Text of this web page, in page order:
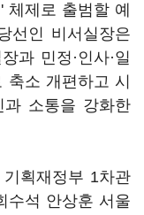
제로 출범할 예
선인 비서실장은
과 민정·인사·일
소 개편하고 시
과 소통을 강화한
획재정부 1차관
석 안상훈 서울